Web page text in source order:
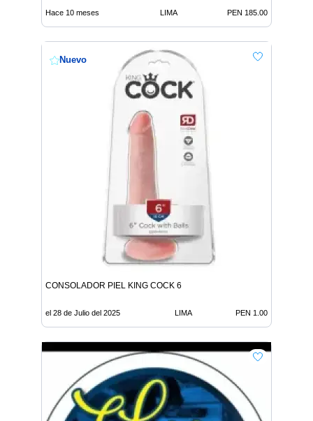
Hace 10 meses LIMA PEN 185.00
Nuevo
CONSOLADOR PIEL KING COCK 6
el 28 de Julio del 2025 LIMA PEN 1.00